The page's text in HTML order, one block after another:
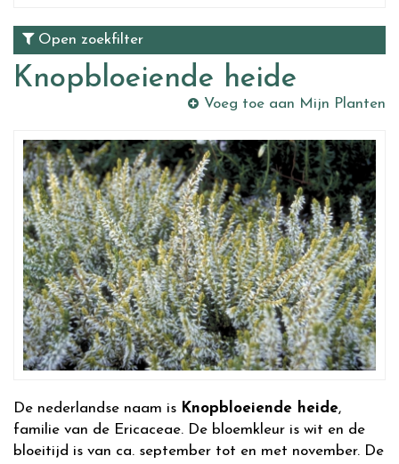
Open zoekfilter
Knopbloeiende heide
Voeg toe aan Mijn Planten
De nederlandse naam is Knopbloeiende heide,
familie van de Ericaceae. De bloemkleur is wit en de
bloeitijd is van ca. september tot en met november. De